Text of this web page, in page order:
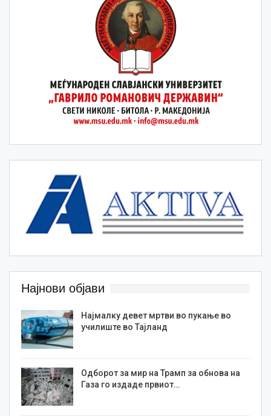
Најнови објави
Најмалку девет мртви во пукање во
училиште во Тајланд
Одборот за мир на Трамп за обнова на
Газа го издаде првиот…